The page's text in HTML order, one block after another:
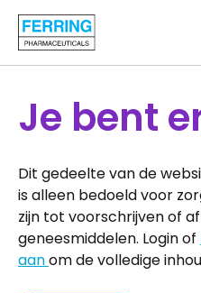
Je bent
Dit gedeelte van de
is alleen bedoeld voor
zijn tot voorschrijven of
geneesmiddelen. Login of
aanom de volledige